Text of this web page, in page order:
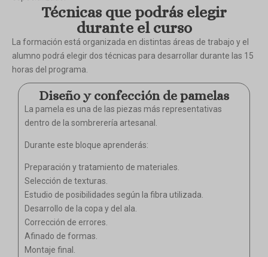
Técnicas que podrás elegir
durante el curso
La formación está organizada en distintas áreas de trabajo y el
alumno podrá elegir dos técnicas para desarrollar durante las 15
horas del programa.
Diseño y confección de pamelas
La pamela es una de las piezas más representativas
dentro de la sombrerería artesanal.
Durante este bloque aprenderás:
Preparación y tratamiento de materiales.
Selección de texturas.
Estudio de posibilidades según la fibra utilizada.
Desarrollo de la copa y del ala.
Corrección de errores.
Afinado de formas.
Montaje final.